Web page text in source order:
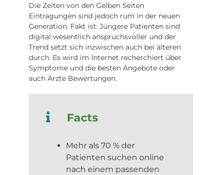
Die Zeiten von den Gelben Seiten
Eintragungen sind jedoch rum in der neuen
Generation. Fakt ist: Jüngere Patienten sind
digital wesentlich anspruchsvoller und der
Trend setzt sich inzwischen auch bei älteren
durch. Es wird im Internet recherchiert über
Symptome und die besten Angebote oder
auch Ärzte Bewertungen.
Facts
Mehr als 70 % der
Patienten suchen online
nach einem passenden